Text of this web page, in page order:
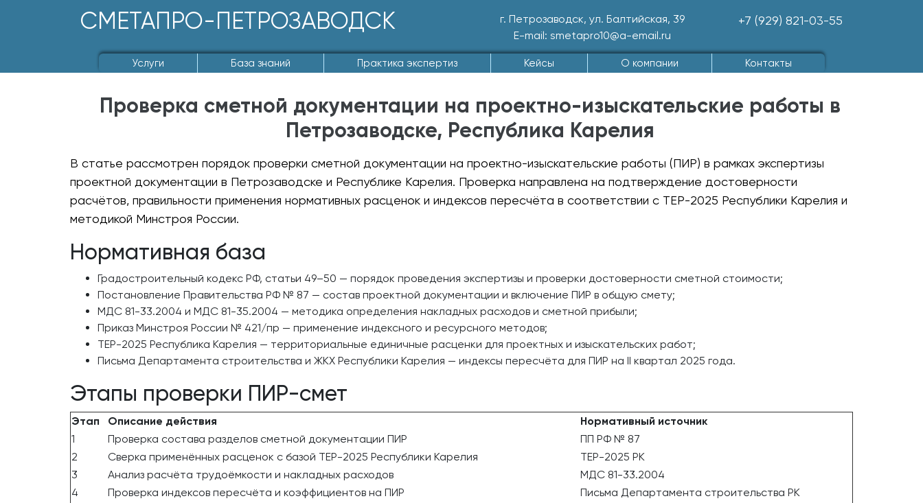
СМЕТАПРО-ПЕТРОЗАВОДСК
г. Петрозаводск, ул. Балтийская, 39
E-mail: smetapro10@a-email.ru
+7 (929) 821-03-55
Услуги База знаний Практика экспертиз Кейсы О компании Контакты
Проверка сметной документации на проектно-изыскательские работы в
Петрозаводске, Республика Карелия
В статье рассмотрен порядок проверки сметной документации на проектно-изыскательские работы (ПИР) в рамках экспертизы
проектной документации в Петрозаводске и Республике Карелия. Проверка направлена на подтверждение достоверности
расчётов, правильности применения нормативных расценок и индексов пересчёта в соответствии с ТЕР-2025 Республики Карелия и
методикой Минстроя России.
Нормативная база
Градостроительный кодекс РФ, статьи 49–50 — порядок проведения экспертизы и проверки достоверности сметной стоимости;
Постановление Правительства РФ № 87 — состав проектной документации и включение ПИР в общую смету;
МДС 81-33.2004 и МДС 81-35.2004 — методика определения накладных расходов и сметной прибыли;
Приказ Минстроя России № 421/пр — применение индексного и ресурсного методов;
ТЕР-2025 Республика Карелия — территориальные единичные расценки для проектных и изыскательских работ;
Письма Департамента строительства и ЖКХ Республики Карелия — индексы пересчёта для ПИР на II квартал 2025 года.
Этапы проверки ПИР-смет
Этап Описание действия
Нормативный источник
1
Проверка состава разделов сметной документации ПИР
ПП РФ № 87
2
Сверка применённых расценок с базой ТЕР-2025 Республики Карелия
ТЕР-2025 РК
3
Анализ расчёта трудоёмкости и накладных расходов
МДС 81-33.2004
4
Проверка индексов пересчёта и коэффициентов на ПИР
Письма Департамента строительства РК